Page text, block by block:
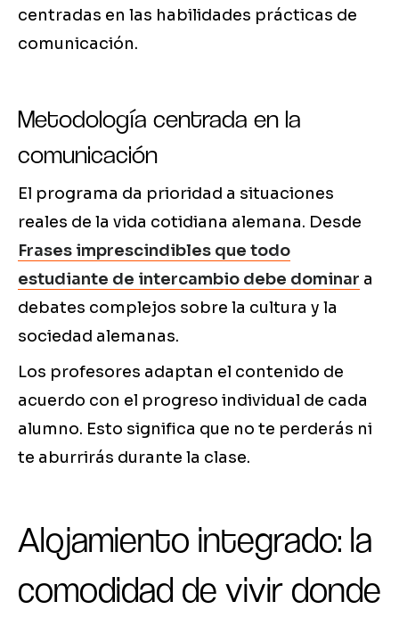
centradas en las habilidades prácticas de
comunicación.
Metodología centrada en la
comunicación
El programa da prioridad a situaciones
reales de la vida cotidiana alemana. Desde
Frases imprescindibles que todo
estudiante de intercambio debe dominar a
debates complejos sobre la cultura y la
sociedad alemanas.
Los profesores adaptan el contenido de
acuerdo con el progreso individual de cada
alumno. Esto significa que no te perderás ni
te aburrirás durante la clase.
Alojamiento integrado: la
comodidad de vivir donde